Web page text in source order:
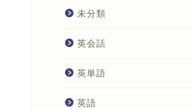
未分類
英会話
英単語
英語